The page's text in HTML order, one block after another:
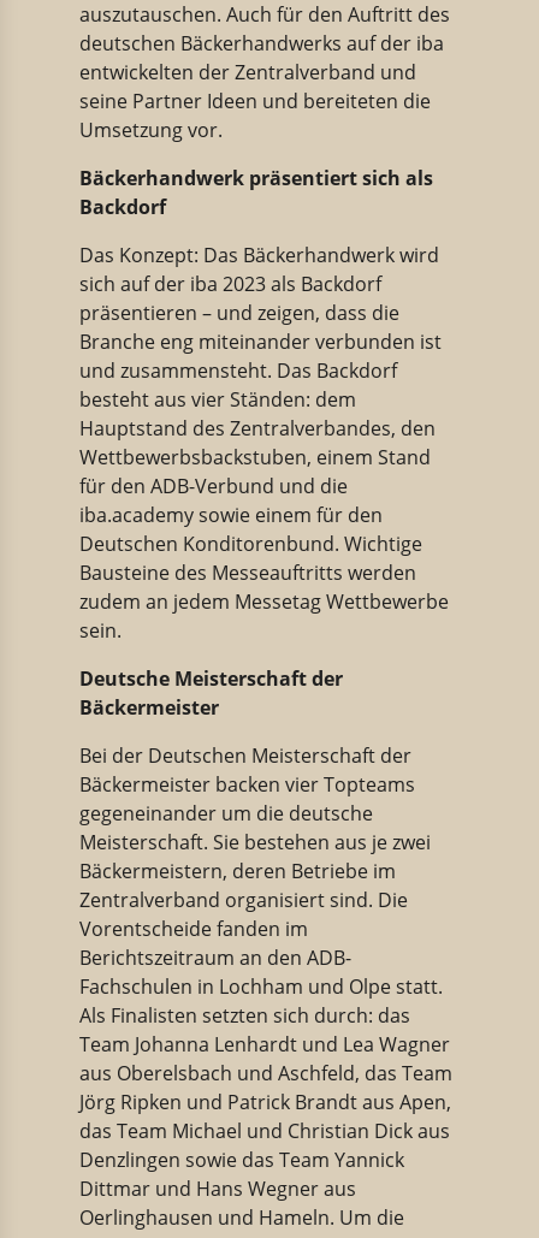
auszutauschen. Auch für den Auftritt des
deutschen Bäckerhandwerks auf der iba
entwickelten der Zentralverband und
seine Partner Ideen und bereiteten die
Umsetzung vor.
Bäckerhandwerk präsentiert sich als
Backdorf
Das Konzept: Das Bäckerhandwerk wird
sich auf der iba 2023 als Backdorf
präsentieren – und zeigen, dass die
Branche eng miteinander verbunden ist
und zusammensteht. Das Backdorf
besteht aus vier Ständen: dem
Hauptstand des Zentralverbandes, den
Wettbewerbsbackstuben, einem Stand
für den ADB-Verbund und die
iba.academy sowie einem für den
Deutschen Konditorenbund. Wichtige
Bausteine des Messeauftritts werden
zudem an jedem Messetag Wettbewerbe
sein.
Deutsche Meisterschaft der
Bäckermeister
Bei der Deutschen Meisterschaft der
Bäckermeister backen vier Topteams
gegeneinander um die deutsche
Meisterschaft. Sie bestehen aus je zwei
Bäckermeistern, deren Betriebe im
Zentralverband organisiert sind. Die
Vorentscheide fanden im
Berichtszeitraum an den ADB-
Fachschulen in Lochham und Olpe statt.
Als Finalisten setzten sich durch: das
Team Johanna Lenhardt und Lea Wagner
aus Oberelsbach und Aschfeld, das Team
Jörg Ripken und Patrick Brandt aus Apen,
das Team Michael und Christian Dick aus
Denzlingen sowie das Team Yannick
Dittmar und Hans Wegner aus
Oerlinghausen und Hameln. Um die